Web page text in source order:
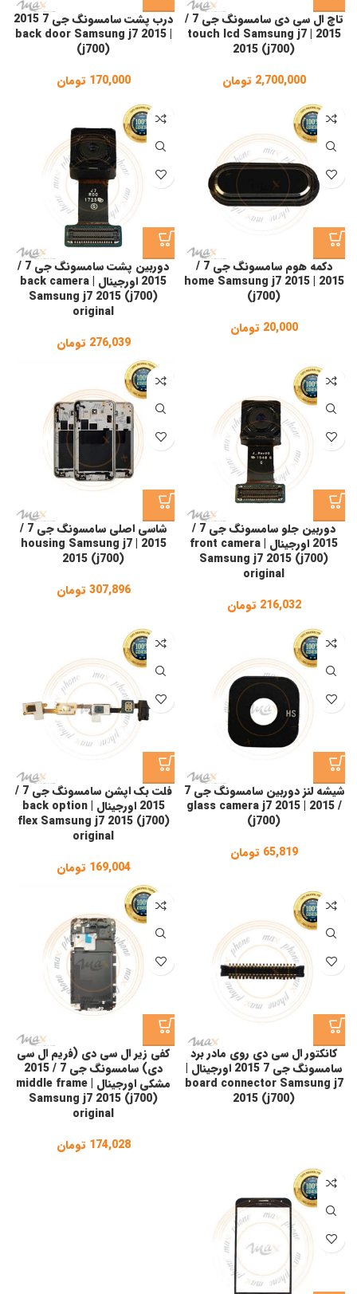
تاچ ال سی دی سامسونگ جی 7 /
2015 | touch lcd Samsung j7
2015 (j700)
2,700,000 تومان
درب پشت سامسونگ جی 7 2015
| back door Samsung j7 2015
(j700)
170,000 تومان
دکمه هوم سامسونگ جی 7 /
2015 | home Samsung j7 2015
(j700)
20,000 تومان
دوربین پشت سامسونگ جی 7 /
2015 اورجینال | back camera
Samsung j7 2015 (j700)
original
276,039 تومان
دوربین جلو سامسونگ جی 7 /
2015 اورجینال | front camera
Samsung j7 2015 (j700)
original
216,032 تومان
شاسی اصلی سامسونگ جی 7 /
2015 | housing Samsung j7
2015 (j700)
307,896 تومان
شیشه لنز دوربین سامسونگ جی 7
/ 2015 | glass camera j7 2015
(j700)
65,819 تومان
فلت بک اپشن سامسونگ جی 7 /
2015 اورجینال | back option
flex Samsung j7 2015 (j700)
original
169,004 تومان
کانکتور ال سی دی روی مادر برد
سامسونگ جی 7 2015 اورجینال |
board connector Samsung j7
2015 (j700)
کفی زیر ال سی دی (فریم ال سی
دی) سامسونگ جی 7 / 2015
مشکی اورجینال | middle frame
Samsung j7 2015 (j700)
original
174,028 تومان